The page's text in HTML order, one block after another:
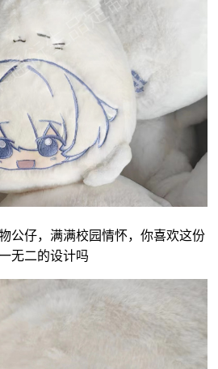
公仔，满满校园情怀，你喜欢这份
无二的设计吗